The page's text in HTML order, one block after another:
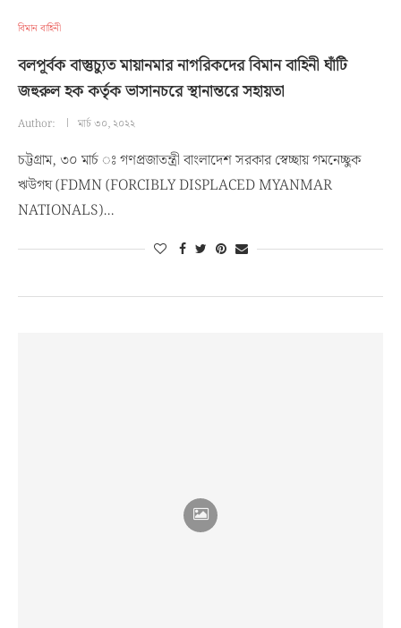
বিমান বাহিনী
বলপূর্বক বাস্তুচ্যুত মায়ানমার নাগরিকদের বিমান বাহিনী ঘাঁটি
জহুরুল হক কর্তৃক ভাসানচরে স্থানান্তরে সহায়তা
Author: মার্চ ৩০, ২০২২
চট্টগ্রাম, ৩০ মার্চ ঃ গণপ্রজাতন্ত্রী বাংলাদেশ সরকার স্বেচ্ছায় গমনেচ্ছুক
ঋউগঘ (FDMN (FORCIBLY DISPLACED MYANMAR
NATIONALS)…